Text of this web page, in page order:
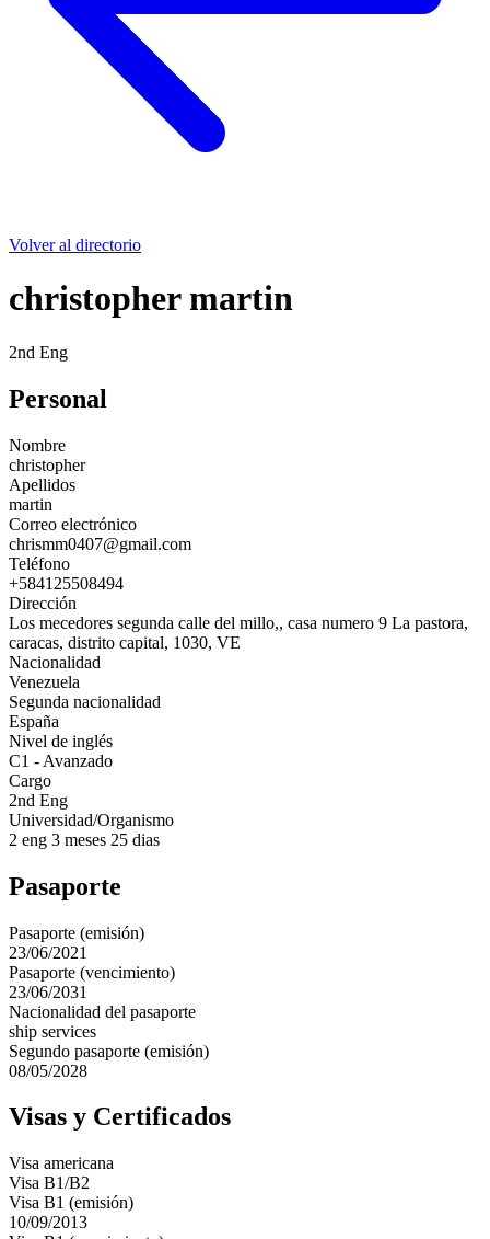
Volver al directorio
christopher martin
2nd Eng
Personal
Nombre
christopher
Apellidos
martin
Correo electrónico
chrismm0407@gmail.com
Teléfono
+584125508494
Dirección
Los mecedores segunda calle del millo,, casa numero 9 La pastora,
caracas, distrito capital, 1030, VE
Nacionalidad
Venezuela
Segunda nacionalidad
España
Nivel de inglés
C1 - Avanzado
Cargo
2nd Eng
Universidad/Organismo
2 eng 3 meses 25 dias
Pasaporte
Pasaporte (emisión)
23/06/2021
Pasaporte (vencimiento)
23/06/2031
Nacionalidad del pasaporte
ship services
Segundo pasaporte (emisión)
08/05/2028
Visas y Certificados
Visa americana
Visa B1/B2
Visa B1 (emisión)
10/09/2013